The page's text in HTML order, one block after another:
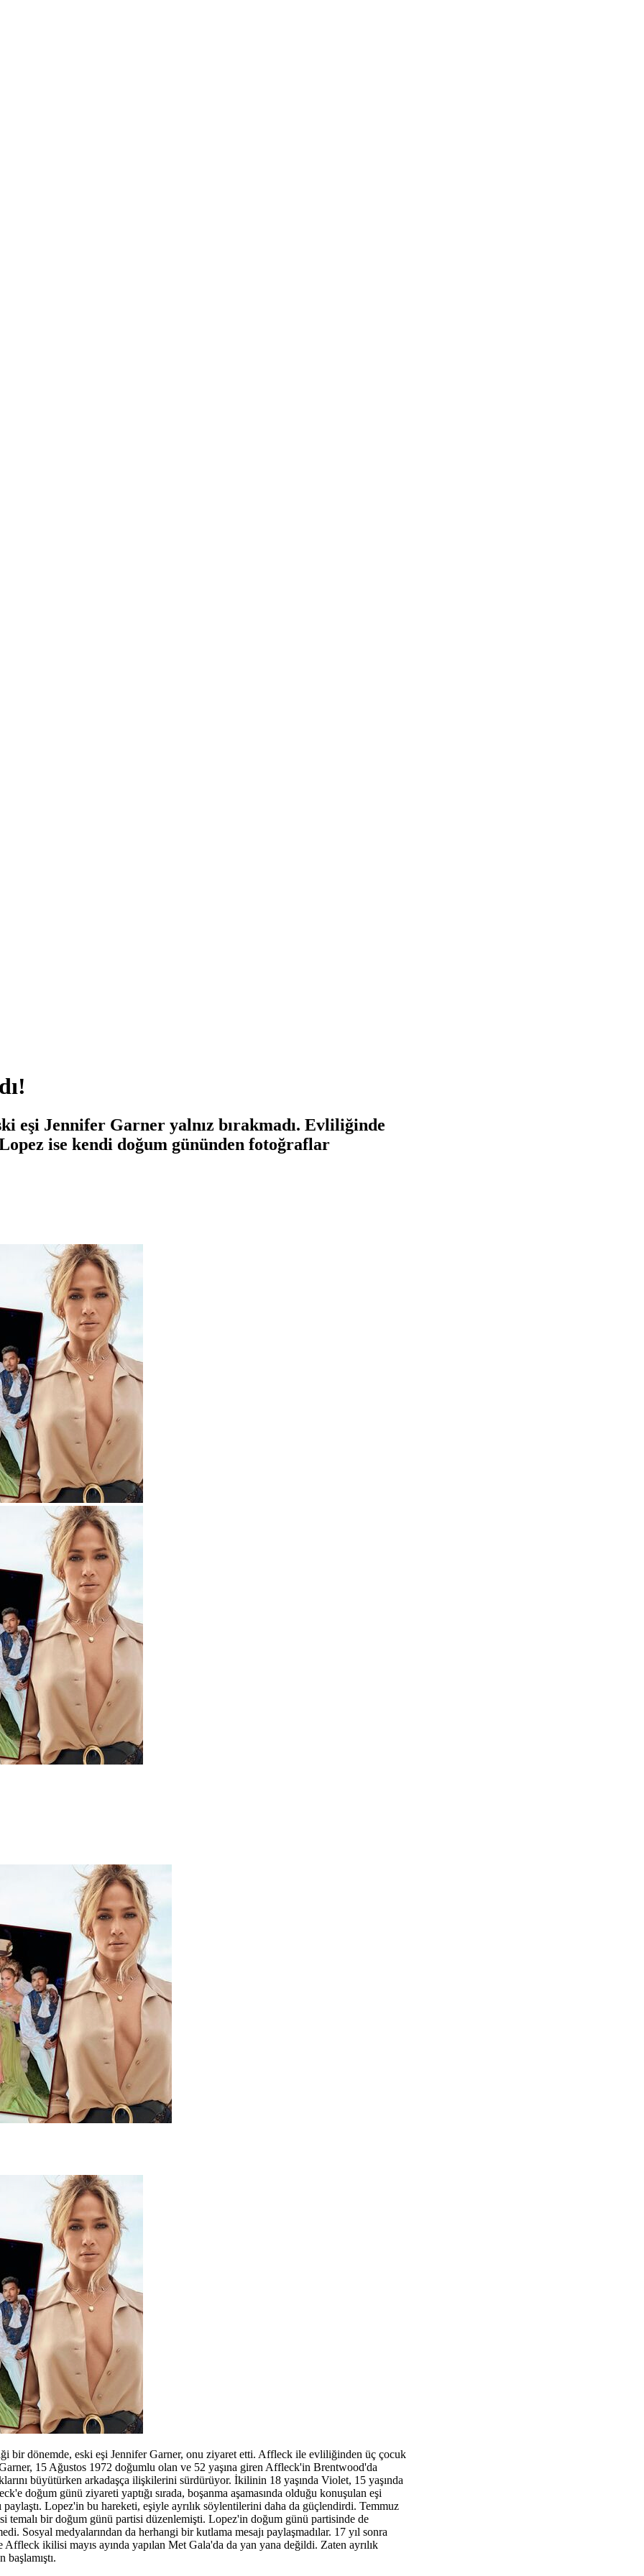
eşi Jennifer Garner yalnız bırakmadı. Evliliğinde
ise kendi doğum gününden fotoğraflar
bir dönemde, eski eşi Jennifer Garner, onu ziyaret etti. Affleck ile evliliğinden üç çocuk
15 Ağustos 1972 doğumlu olan ve 52 yaşına giren Affleck'in Brentwood'da
büyütürken arkadaşça ilişkilerini sürdürüyor. İkilinin 18 yaşında Violet, 15 yaşında
doğum günü ziyareti yaptığı sırada, boşanma aşamasında olduğu konuşulan eşi
Lopez'in bu hareketi, eşiyle ayrılık söylentilerini daha da güçlendirdi. Temmuz
temalı bir doğum günü partisi düzenlemişti. Lopez'in doğum günü partisinde de
medyalarından da herhangi bir kutlama mesajı paylaşmadılar. 17 yıl sonra
ikilisi mayıs ayında yapılan Met Gala'da da yan yana değildi. Zaten ayrılık
başlamıştı.